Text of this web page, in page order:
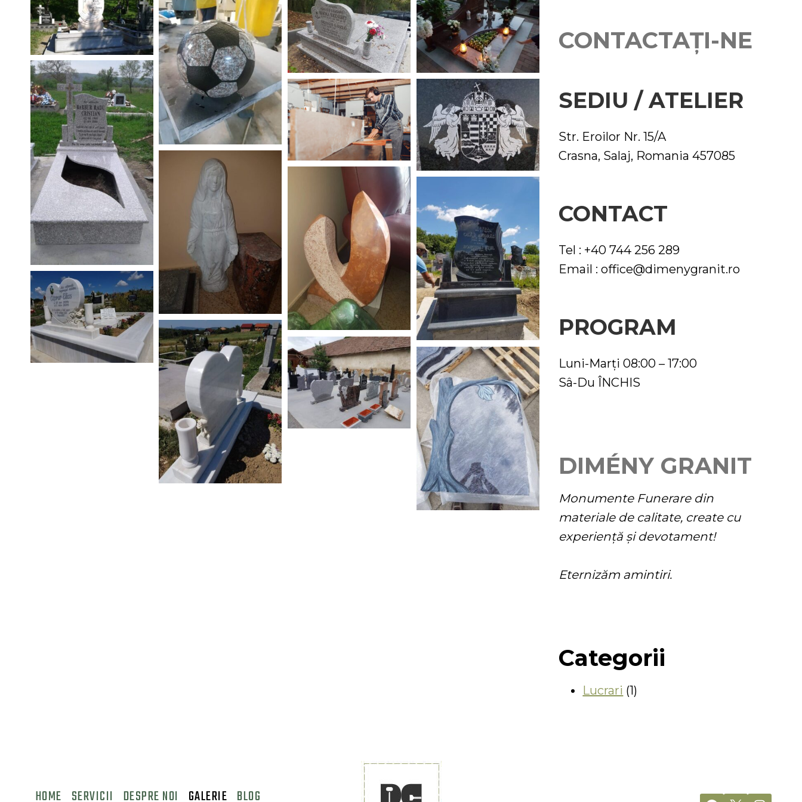
CONTACTAȚI-NE
SEDIU / ATELIER
Str. Eroilor Nr. 15/A
Crasna, Salaj, Romania 457085
CONTACT
Tel : +40 744 256 289
Email :office@dimenygranit.ro
PROGRAM
Luni-Marți 08:00 – 17:00
Sâ-Du ÎNCHIS
DIMÉNY GRANIT
Monumente Funerare din
materiale de calitate, create cu
experiență și devotament!
Eternizăm amintiri.
Categorii
Lucrari (1)
HOME SERVICII DESPRE NOI GALERIE BLOG